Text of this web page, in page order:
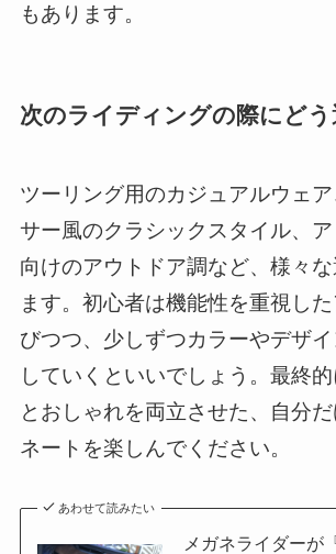
もあります。
次のライディングの際にど
ツーリング用のカジュアルウェ
サー風のクラシックスタイル、
向けのアウトドア調など、様々
ます。初心者は機能性を重視し
びつつ、少しずつカラーやデザ
していくといいでしょう。最終
とおしゃれを両立させた、自分
ネートを楽しんでください。
あわせて読みたい
メガネライダーが